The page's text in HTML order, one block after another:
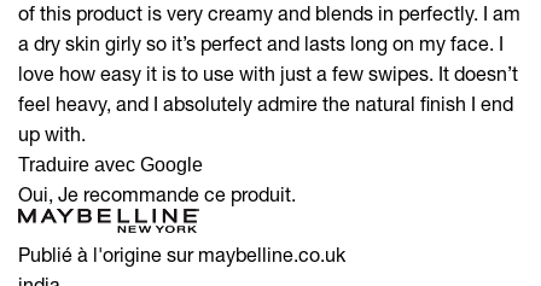
of this product is very creamy and blends in perfectly. I am
a dry skin girly so it’s perfect and lasts long on my face. I
love how easy it is to use with just a few swipes. It doesn’t
feel heavy, and I absolutely admire the natural finish I end
up with.
Traduire avec Google
Oui, Je recommande ce produit.
Publié à l'origine sur maybelline.co.uk